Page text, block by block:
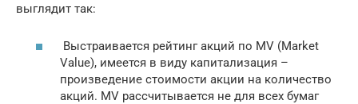
выглядит так:
Выстраивается рейтинг акций по MV (Market
Value), имеется в виду капитализация –
произведение стоимости акции на количество
акций. MV рассчитывается не для всех бумаг